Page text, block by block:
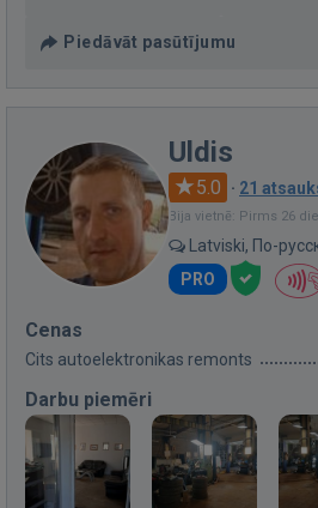
Piedāvāt pasūtījumu
Uldis
5.0 · 21
Bija vietnē: Pirms 26
Latviski, По-
PRO
Cenas
Cits autoelektronikas remonts
Darbu piemēri